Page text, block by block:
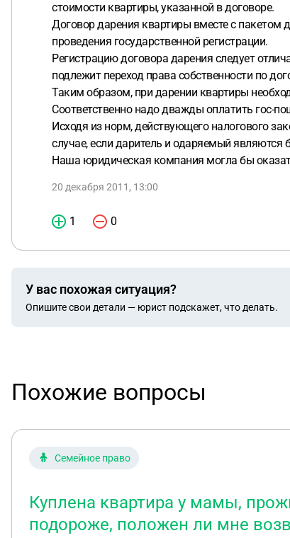
стоимости квартиры, указанной в договоре.
Договор дарения квартиры вместе с
проведения государственной регистрации.
Регистрацию договора дарения следует
подлежит переход права собственности по
Таким образом, при дарении квартиры
Соответственно надо дважды оплатить гос-
Исходя из норм, действующего налогового
случае, если даритель и одаряемый
Наша юридическая компания могла бы
20 декабря 2011, 13:00
1 0
У вас похожая ситуация?
Опишите свои детали — юрист подскажет, что делать.
Похожие вопросы
Семейное право
Куплена квартира у мамы,
подороже, положен ли мне